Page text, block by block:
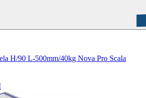
H/90 L-500mm/40kg Nova Pro Scala